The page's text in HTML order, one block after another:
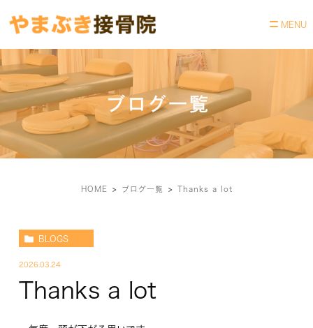
ブログ一覧
HOME ブログ一覧 Thanks a lot
BLOGS
2026.03.24
Thanks a lot